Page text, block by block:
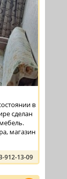
в
сделан
магазин
912-13-09